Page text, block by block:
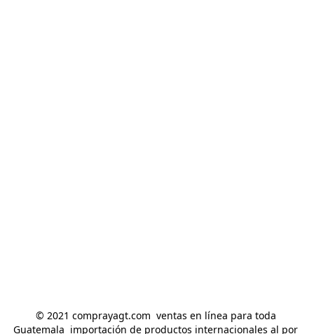
© 2021 comprayagt.com  ventas en línea para toda
Guatemala  importación de productos internacionales al por